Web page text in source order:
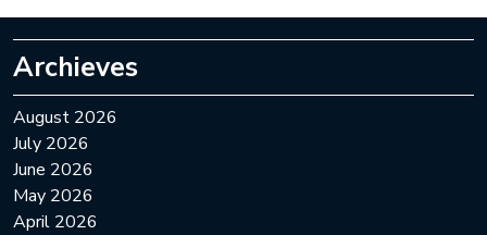
Archieves
August 2026
July 2026
June 2026
May 2026
April 2026